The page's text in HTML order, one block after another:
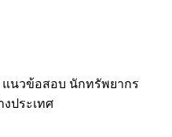
แนวข้อสอบ นักทรัพยากร
ประเทศ